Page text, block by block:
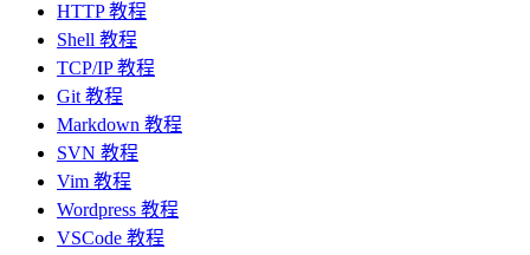
HTTP 教程
Shell 教程
TCP/IP 教程
Git 教程
Markdown 教程
SVN 教程
Vim 教程
Wordpress 教程
VSCode 教程